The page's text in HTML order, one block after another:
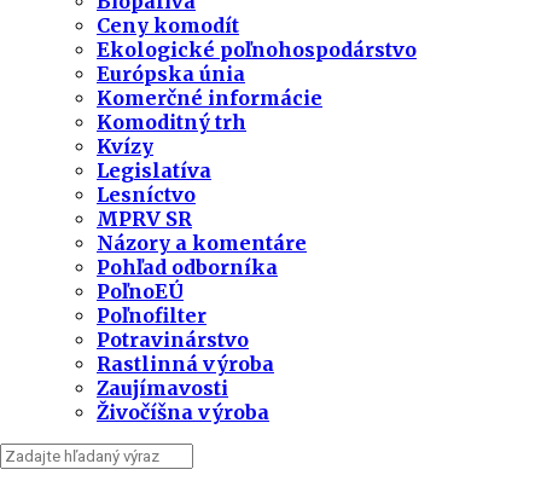
Ceny komodít
Ekologické poľnohospodárstvo
Európska únia
Komerčné informácie
Komoditný trh
Kvízy
Legislatíva
Lesníctvo
MPRV SR
Názory a komentáre
Pohľad odborníka
PoľnoEÚ
Poľnofilter
Potravinárstvo
Rastlinná výroba
Zaujímavosti
Živočíšna výroba